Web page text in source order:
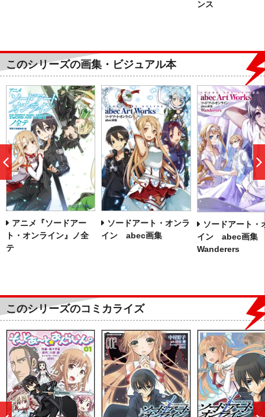
ンス
このシリーズの画集・ビジュアル本
アニメ『ソードアー
ト・オンライン』ノ全
テ
ソードアート・オンラ
イン abec画集
ソードアート・
イン abec画集
Wanderers
前
へ
このシリーズのコミカライズ